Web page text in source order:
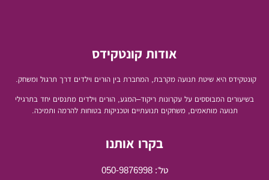
אודות קונטקידס
קונטקידס היא שיטת תנועה מקרבת ,המחברת בין הורים וילדים דרך תרגול ומשחק
בשיעורים המבוססים על עקרונות ריקוד–המגע, הורים וילדים מתנסים יחד בתרגילי
תנועה מותאמים,משחקים תנועתיים וטכניקות בטוחות להרמה ותמיכה.
בקרו אותנו
טל׳: 050-9876998